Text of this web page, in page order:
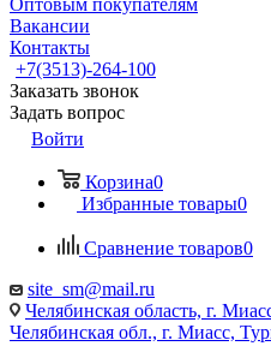
Оптовым покупателям
Вакансии
Контакты
+7(3513)-264-100
Заказать звонок
Задать вопрос
Войти
Корзина0
Избранные товары0
Сравнение товаров0
site_sm@mail.ru
Челябинская область, г.
Челябинская обл., г. Миасс,